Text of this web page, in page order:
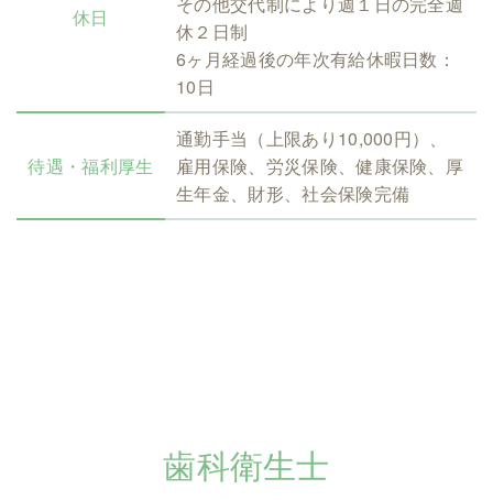
休日
休２日制
6ヶ月経過後の年次有給休暇日数：
10日
待遇・福利厚生
通勤手当（上限あり10,000円）、
雇用保険、労災保険、健康保険、厚
生年金、財形、社会保険完備
歯科衛生士